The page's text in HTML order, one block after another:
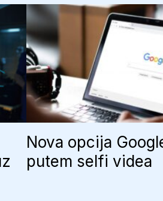
Nova opcija
putem selfi videa